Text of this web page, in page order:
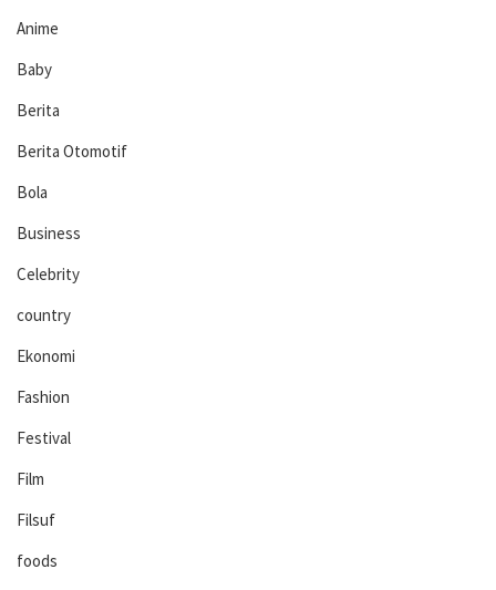
Anime
Baby
Berita
Berita Otomotif
Bola
Business
Celebrity
country
Ekonomi
Fashion
Festival
Film
Filsuf
foods